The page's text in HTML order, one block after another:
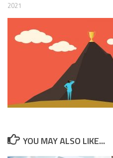
2021
YOU MAY ALSO LIKE...